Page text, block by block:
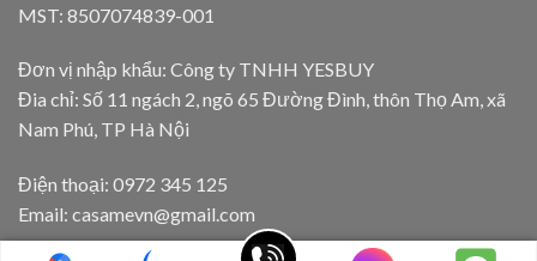
MST: 8507074839-001
Đơn vị nhập khẩu: Công ty TNHH YESBUY
Đia chỉ: Số 11 ngách 2, ngõ 65 Đường Đình, thôn Thọ Am, xã
Nam Phú, TP Hà Nội
Điện thoại: 0972 345 125
Email: casamevn@gmail.com